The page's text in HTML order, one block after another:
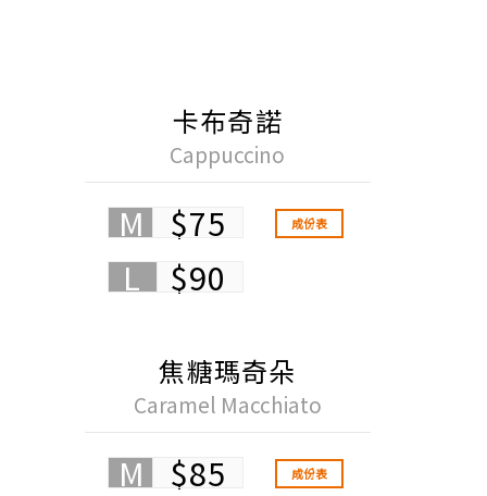
卡布奇諾
Cappuccino
M $75
$90
L
成份表
焦糖瑪奇朵
Caramel Macchiato
M $85
成份表